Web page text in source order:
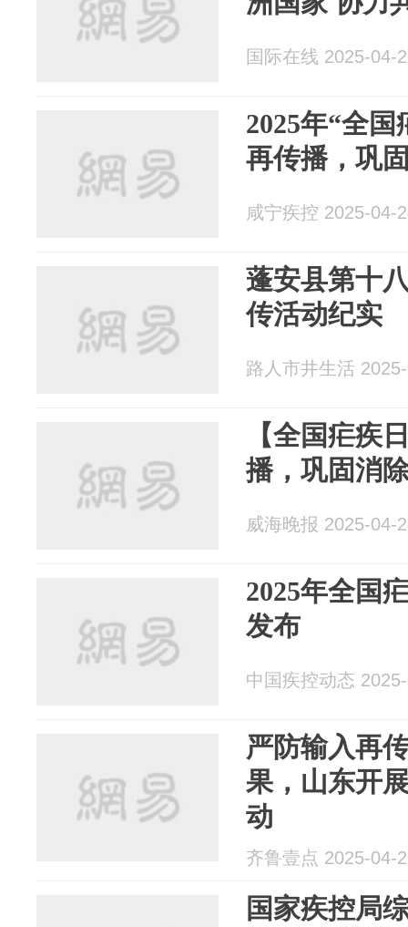
国际在线 2025-04-
2025年“全
再传播，巩
咸宁疾控 2025-04-
蓬安县第十
传活动纪实
路人市井生活
【全国疟疾
播，巩固消
威海晚报 2025-04-
2025年全国
发布
中国疾控动态
严防输入再
果，山东开
动
齐鲁壹点 2025-04-
国家疾控局